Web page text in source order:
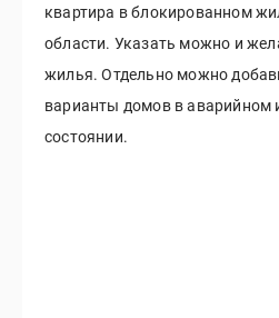
квартира в блокированном
области. Указать можно и
жилья. Отдельно можно
варианты домов в аварийном
состоянии.